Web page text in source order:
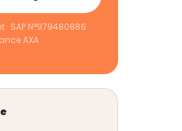
SAP N°979480886 ·
AXA